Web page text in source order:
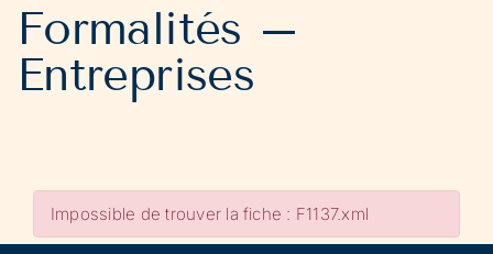
Formalités –
Entreprises
Impossible de trouver la fiche : F1137.xml